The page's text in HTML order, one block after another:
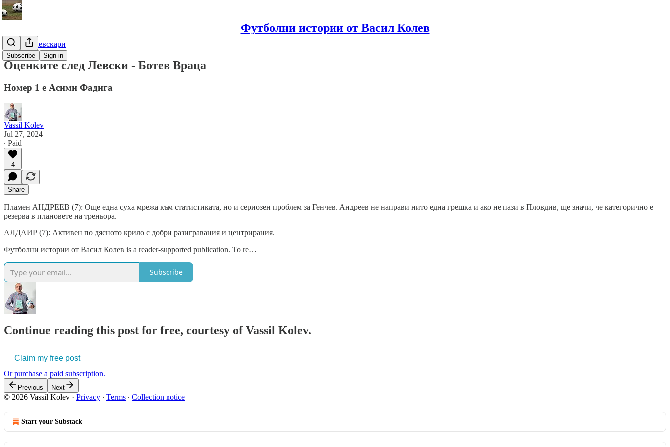
Футболни истории от Васил Колев
Subscribe Sign in
Гурме за левскари
Оценките след Левски - Ботев Враца
Номер 1 е Асими Фадига
Vassil Kolev
Jul 27, 2024
∙ Paid
4
Share
Пламен АНДРЕЕВ (7): Още една суха мрежа към статистиката, но и сериозен проблем за Генчев. Андреев не направи нито една грешка и ако не пази в Пловдив, ще значи, че категорично е
резерва в плановете на треньора.
АЛДАИР (7): Активен по дясното крило с добри разигравания и центрирания.
Футболни истории от Васил Колев is a reader-supported publication. To re…
Subscribe
Continue reading this post for free, courtesy of Vassil Kolev.
Claim my free post
Or purchase a paid subscription.
Previous Next
© 2026 Vassil Kolev · Privacy ∙ Terms ∙ Collection notice
Start your Substack